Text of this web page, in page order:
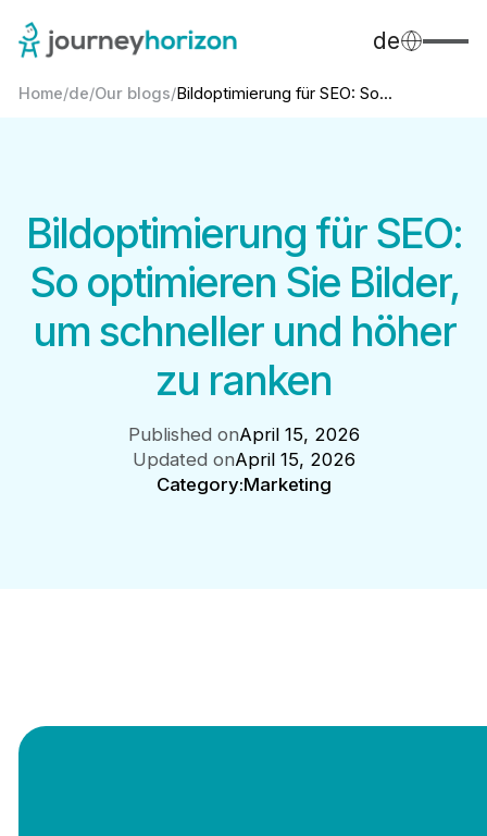
de
Home/de/Our blogs/Bildoptimierung für SEO: So...
Bildoptimierung für SEO:
So optimieren Sie Bilder,
um schneller und höher
zu ranken
Published onApril 15, 2026
Updated onApril 15, 2026
Category:Marketing